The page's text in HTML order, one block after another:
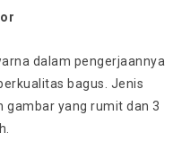
dalam pengerjaannya
bagus. Jenis
gambar yang rumit dan 3